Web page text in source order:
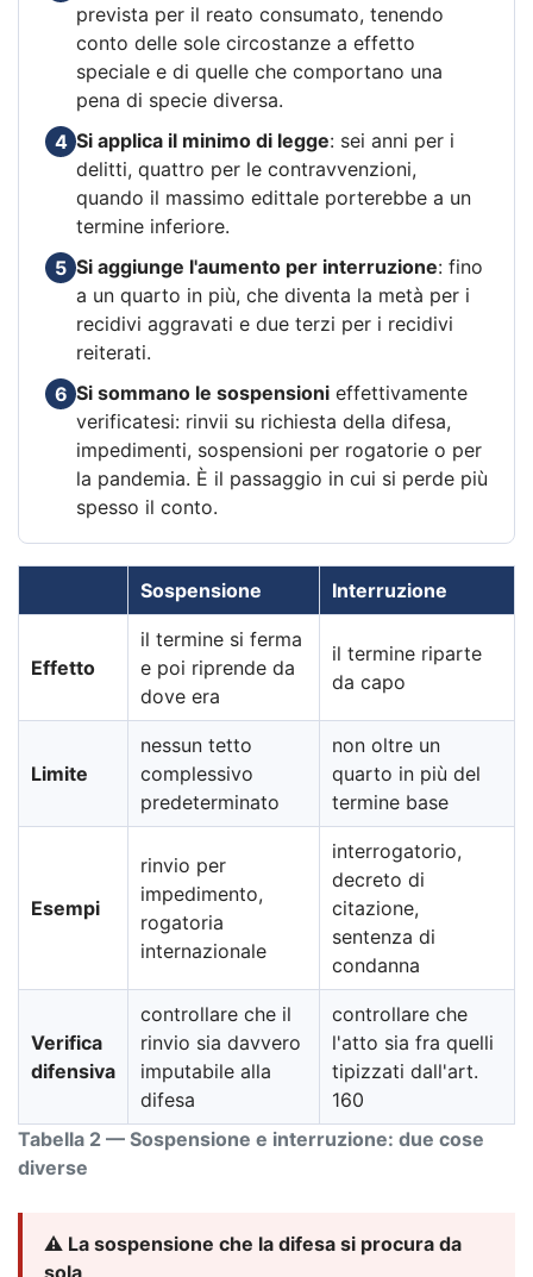
prevista per il reato consumato, tenendo
conto delle sole circostanze a effetto
speciale e di quelle che comportano una
pena di specie diversa.
4 Si applica il minimo di legge: sei anni per i
delitti, quattro per le contravvenzioni,
quando il massimo edittale porterebbe a un
termine inferiore.
5 Si aggiunge l'aumento per interruzione: fino
a un quarto in più, che diventa la metà per i
recidivi aggravati e due terzi per i recidivi
reiterati.
6 Si sommano le sospensioni effettivamente
verificatesi: rinvii su richiesta della difesa,
impedimenti, sospensioni per rogatorie o per
la pandemia. È il passaggio in cui si perde più
spesso il conto.
Tabella 2 — Sospensione e interruzione: due cose
diverse
Sospensione Interruzione
Effetto
il termine si ferma
e poi riprende da
dove era
il termine riparte
da capo
Limite
nessun tetto
complessivo
predeterminato
non oltre un
quarto in più del
termine base
Esempi
rinvio per
impedimento,
rogatoria
internazionale
interrogatorio,
decreto di
citazione,
sentenza di
condanna
Verifica
difensiva
controllare che il
rinvio sia davvero
imputabile alla
difesa
controllare che
l'atto sia fra quelli
tipizzati dall'art.
160
⚠️ La sospensione che la difesa si procura da
sola